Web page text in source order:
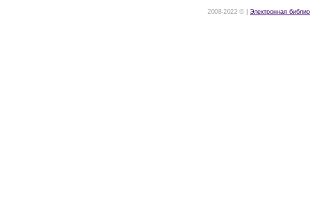
2008-2022 © | Электронная